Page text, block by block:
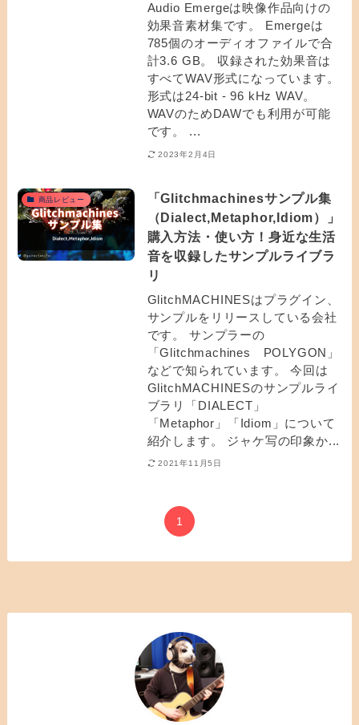
Audio Emergeは映像作品向けの
効果音素材集です。 Emergeは
785個のオーディオファイルで合
計3.6 GB。 収録された効果音は
すべてWAV形式になっています。
形式は24-bit - 96 kHz WAV。
WAVのためDAWでも利用が可能
です。 ...
2023年2月4日
商品レビュー
「Glitchmachinesサンプル集
（Dialect,Metaphor,Idiom）」
購入方法・使い方！身近な生活
音を収録したサンプルライブラ
リ
GlitchMACHINESはプラグイン、
サンプルをリリースしている会社
です。 サンプラーの
「Glitchmachines POLYGON」
などで知られています。 今回は
GlitchMACHINESのサンプルライ
ブラリ「DIALECT」
「Metaphor」「Idiom」について
紹介します。 ジャケ写の印象か...
2021年11月5日
1